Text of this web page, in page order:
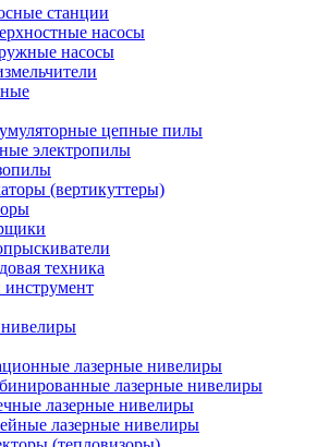
станции
насосы
насосы
цепные пилы
электропилы
(вертикуттеры)
техника
лазерные нивелиры
лазерные нивелиры
лазерные нивелиры
лазерные нивелиры